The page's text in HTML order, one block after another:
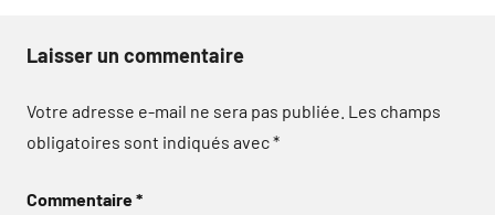
Laisser un commentaire
Votre adresse e-mail ne sera pas publiée. Les champs
obligatoires sont indiqués avec*
Commentaire*